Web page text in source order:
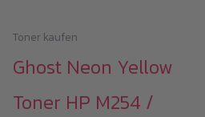
Toner kaufen
Ghost Neon Yellow
Toner HP M254 /